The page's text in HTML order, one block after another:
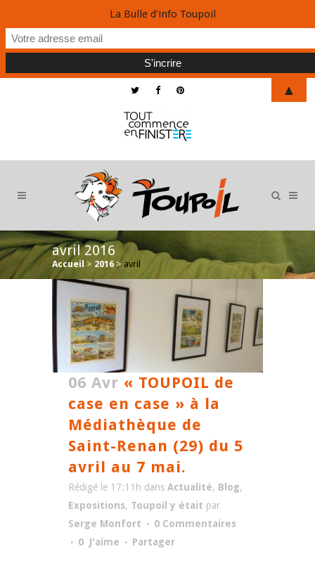
avril 2016
Accueil > 2016 > avril
06 Avr « TOUPOIL de
case en case » à la
Médiathèque de
Saint-Renan (29) du 5
avril au 7 mai.
Rédigé le 17:11h dans Actualité, Blog,
Expositions, Toupoil y était par
Serge Monfort
0 Commentaires
0 J'aime Partager
La Bulle d'info Toupoil
▲